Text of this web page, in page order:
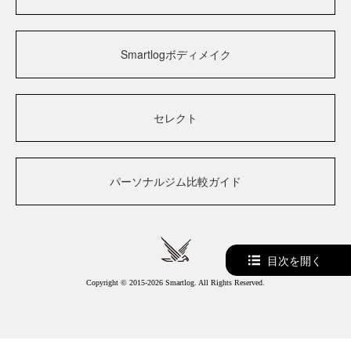
Smartlogボディメイク
セレクト
パーソナルジム比較ガイド
Copyright © 2015-2026 Smartlog. All Rights Reserved.
目次を開く